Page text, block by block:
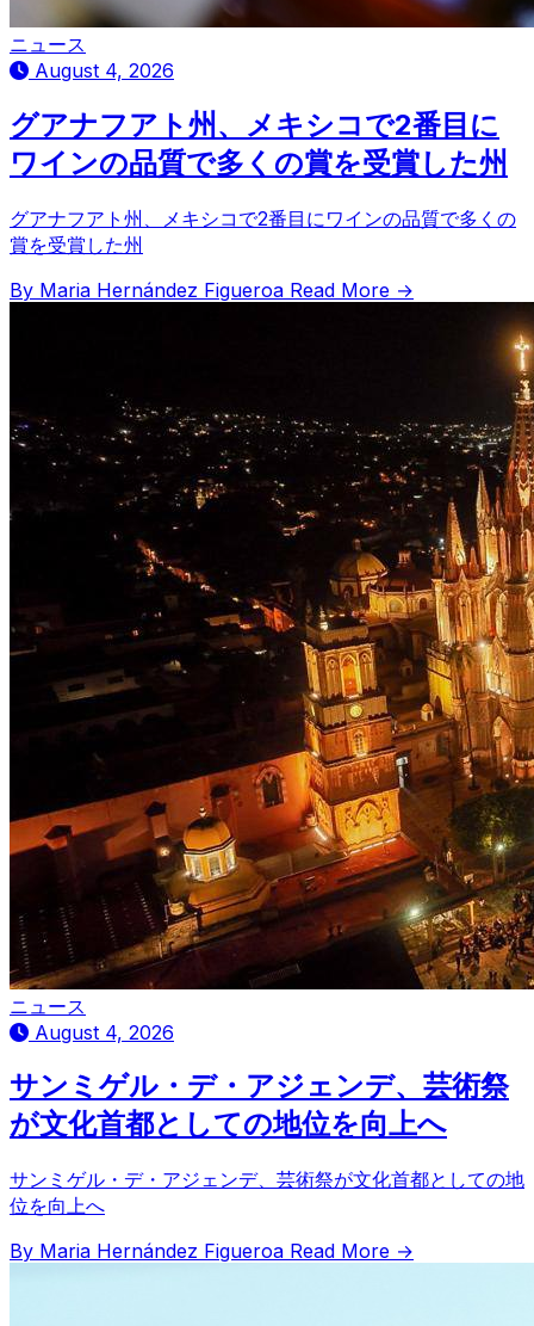
ニュース
August 4, 2026
グアナフアト州、メキシコで2番目に
ワインの品質で多くの賞を受賞した州
グアナフアト州、メキシコで2番目にワインの品質で多くの
賞を受賞した州
By Maria Hernández Figueroa Read More →
ニュース
August 4, 2026
サンミゲル・デ・アジェンデ、芸術祭
が文化首都としての地位を向上へ
サンミゲル・デ・アジェンデ、芸術祭が文化首都としての地
位を向上へ
By Maria Hernández Figueroa Read More →